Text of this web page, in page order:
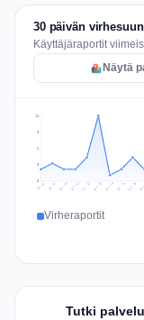
30 päivän
Käyttäjäraportit
Näytä
3
6
8
11
Jul 8 Jul 9 Jul 10 Jul 11 Jul 12 Jul 13 Jul 14 Jul 15 Jul 16
Virheraportit
Tutki